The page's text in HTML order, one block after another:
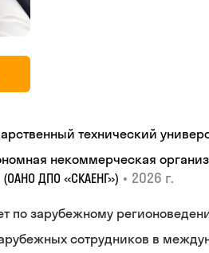
технический
некоммерческая
ДПО «СКАЕНГ») • 2026 г.
по зарубежному
сотрудников в